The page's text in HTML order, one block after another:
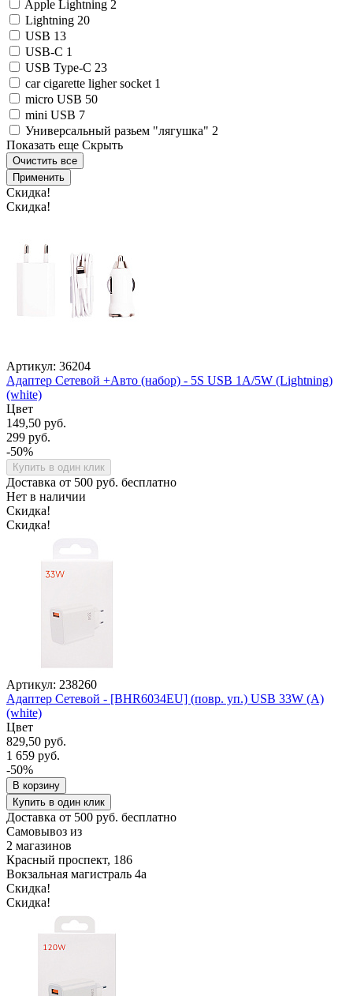
Apple Lightning 2
Lightning 20
USB 13
USB-C 1
USB Type-C 23
car cigarette ligher socket 1
micro USB 50
mini USB 7
Универсальный разьем "лягушка" 2
Показать еще Скрыть
Очистить все
Применить
Скидка!
Скидка!
Артикул: 36204
Адаптер Сетевой +Авто (набор) - 5S USB 1A/5W (Lightning)
(white)
Цвет
149,50 руб.
299 руб.
-50%
Купить в один клик
Доставка от 500 руб. бесплатно
Нет в наличии
Скидка!
Скидка!
Артикул: 238260
Адаптер Сетевой - [BHR6034EU] (повр. уп.) USB 33W (A)
(white)
Цвет
829,50 руб.
1 659 руб.
-50%
В корзину
Купить в один клик
Доставка от 500 руб. бесплатно
Самовывоз из
2 магазинов
Красный проспект, 186
Вокзальная магистраль 4а
Скидка!
Скидка!